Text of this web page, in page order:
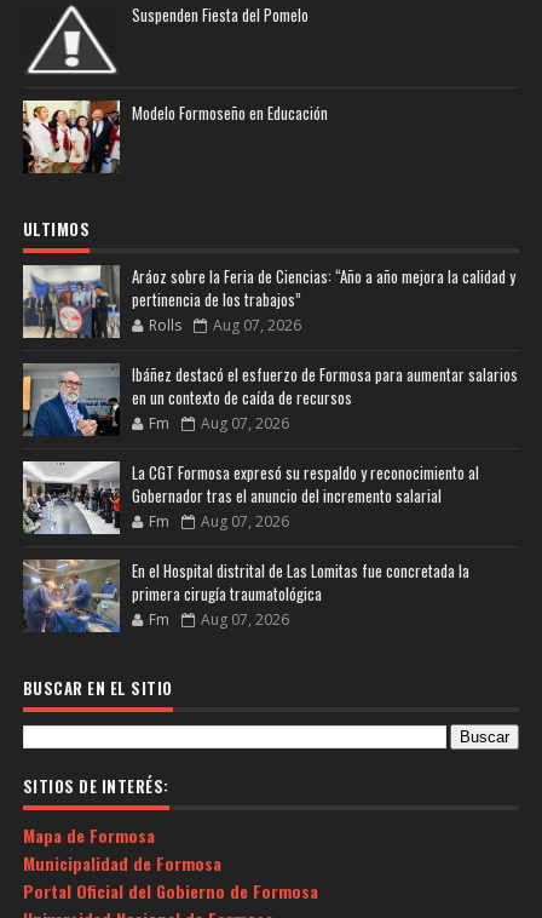
Suspenden Fiesta del Pomelo
Modelo Formoseño en Educación
ULTIMOS
Aráoz sobre la Feria de Ciencias: “Año a año mejora la calidad y
pertinencia de los trabajos”
Rolls Aug 07, 2026
Ibáñez destacó el esfuerzo de Formosa para aumentar salarios
en un contexto de caída de recursos
Fm Aug 07, 2026
La CGT Formosa expresó su respaldo y reconocimiento al
Gobernador tras el anuncio del incremento salarial
Fm Aug 07, 2026
En el Hospital distrital de Las Lomitas fue concretada la
primera cirugía traumatológica
Fm Aug 07, 2026
BUSCAR EN EL SITIO
SITIOS DE INTERÉS:
Mapa de Formosa
Municipalidad de Formosa
Portal Oficial del Gobierno de Formosa